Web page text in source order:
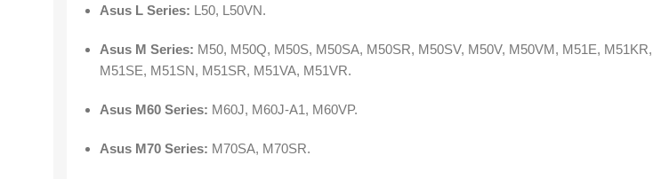
Asus L Series: L50, L50VN.
Asus M Series: M50, M50Q, M50S, M50SA, M50SR, M50SV, M50V, M50VM, M51E, M51KR,
M51SE, M51SN, M51SR, M51VA, M51VR.
Asus M60 Series: M60J, M60J-A1, M60VP.
Asus M70 Series: M70SA, M70SR.